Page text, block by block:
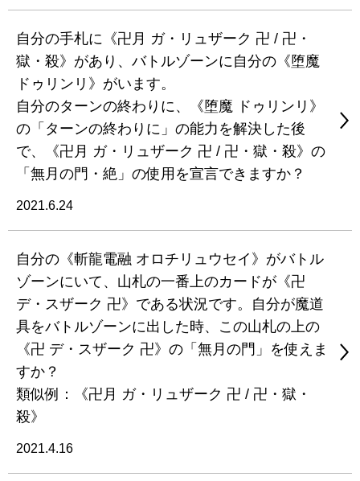
自分の手札に《卍月 ガ・リュザーク 卍 / 卍・
獄・殺》があり、バトルゾーンに自分の《堕魔
ドゥリンリ》がいます。
自分のターンの終わりに、《堕魔 ドゥリンリ》
の「ターンの終わりに」の能力を解決した後
で、《卍月 ガ・リュザーク 卍 / 卍・獄・殺》の
「無月の門・絶」の使用を宣言できますか？
2021.6.24
自分の《斬龍電融 オロチリュウセイ》がバトル
ゾーンにいて、山札の一番上のカードが《卍
デ・スザーク 卍》である状況です。自分が魔道
具をバトルゾーンに出した時、この山札の上の
《卍 デ・スザーク 卍》の「無月の門」を使えま
すか？
類似例：《卍月 ガ・リュザーク 卍 / 卍・獄・
殺》
2021.4.16